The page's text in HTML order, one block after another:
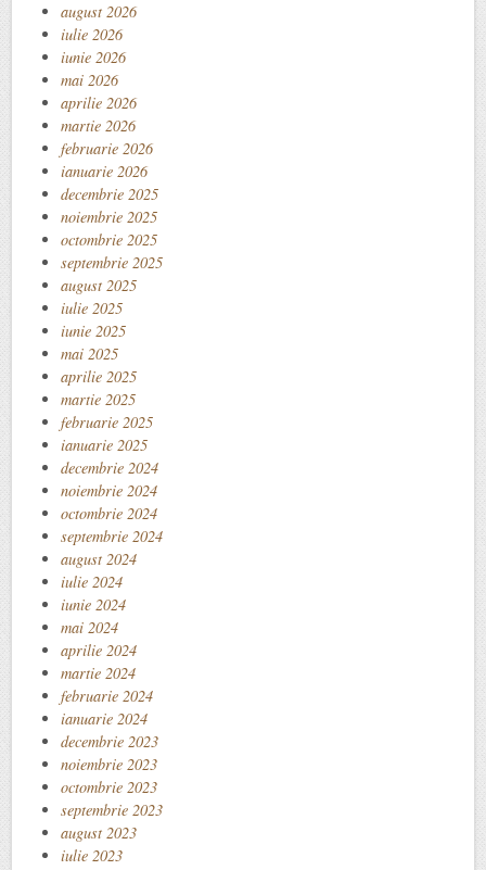
august 2026
iulie 2026
iunie 2026
mai 2026
aprilie 2026
martie 2026
februarie 2026
ianuarie 2026
decembrie 2025
noiembrie 2025
octombrie 2025
septembrie 2025
august 2025
iulie 2025
iunie 2025
mai 2025
aprilie 2025
martie 2025
februarie 2025
ianuarie 2025
decembrie 2024
noiembrie 2024
octombrie 2024
septembrie 2024
august 2024
iulie 2024
iunie 2024
mai 2024
aprilie 2024
martie 2024
februarie 2024
ianuarie 2024
decembrie 2023
noiembrie 2023
octombrie 2023
septembrie 2023
august 2023
iulie 2023